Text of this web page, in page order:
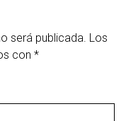
será publicada. Los
con *